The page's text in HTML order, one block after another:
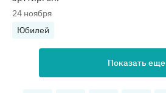
24 ноября
Юбилей
Показать еще